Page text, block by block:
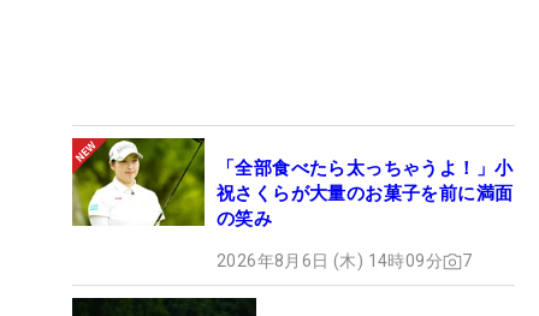
「全部食べたら太っちゃうよ！」小
祝さくらが大量のお菓子を前に満面
の笑み
2026年8月6日 (木) 14時09分 7